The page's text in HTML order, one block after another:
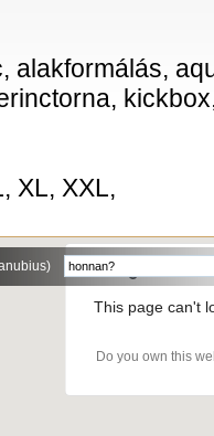
alakformálás,
XL, XXL,
This page can't
Do you own this